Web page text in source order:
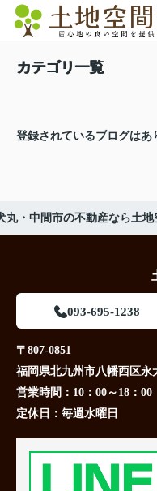
カテゴリ一覧
登録されているブログはあ
丸・中間市の不動産なら土地
093-695-1238
〒807-0851
福岡県北九州市八幡西区永
営業時間： 10：00～18：00
定休日： 毎週水曜日